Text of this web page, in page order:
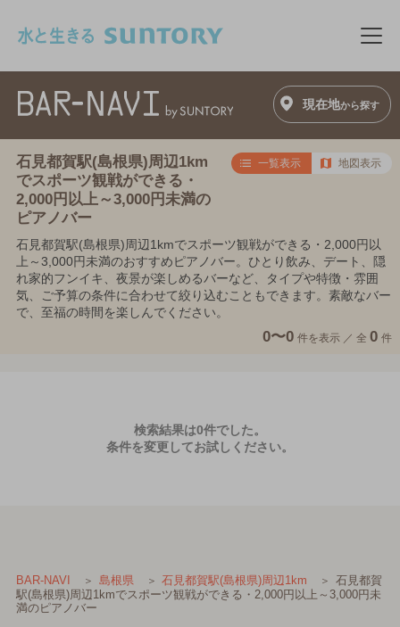
メ
現在地から探す
石見都賀駅(島根県)周辺1km
でスポーツ観戦ができる・
2,000円以上～3,000円未満の
ピアノバー
一覧表示 地図表示
石見都賀駅(島根県)周辺1kmでスポーツ観戦ができる・2,000円以
上～3,000円未満のおすすめピアノバー。ひとり飲み、デート、隠
れ家的フンイキ、夜景が楽しめるバーなど、タイプや特徴・雰囲
気、ご予算の条件に合わせて絞り込むこともできます。素敵なバー
で、至福の時間を楽しんでください。
0〜0 件を表示 ／ 全 0 件
検索結果は0件でした。
条件を変更してお試しください。
BAR-NAVI 島根県 石見都賀駅(島根県)周辺1km
石見都賀
駅(島根県)周辺1kmでスポーツ観戦ができる・2,000円以上～3,000円未
満のピアノバー